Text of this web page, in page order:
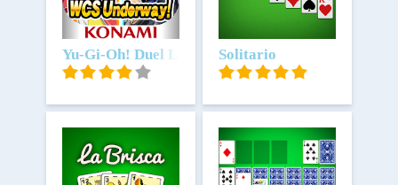
Scarica
Yu-Gi-Oh! Duel Links Scarica
Solitario